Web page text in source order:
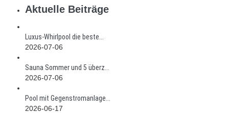
Aktuelle Beiträge
Luxus-Whirlpool die beste...
2026-07-06
Sauna Sommer und 5 überz...
2026-07-06
Pool mit Gegenstromanlage...
2026-06-17